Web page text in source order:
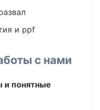
и ppf
с нами
и понятные